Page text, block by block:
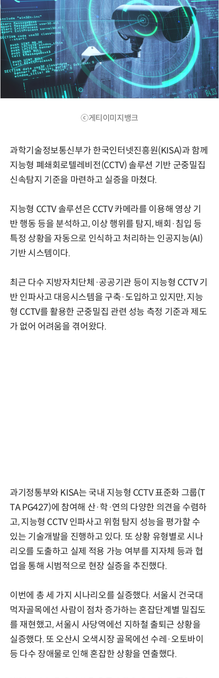
ⓒ게티이미지뱅크
과학기술정보통신부가 한국인터넷진흥원(KISA)과 함께
지능형 폐쇄회로텔레비전(CCTV) 솔루션 기반 군중밀집
신속탐지 기준을 마련하고 실증을 마쳤다.
지능형 CCTV 솔루션은 CCTV 카메라를 이용해 영상 기
반 행동 등을 분석하고, 이상 행위를 탐지, 배회·침입 등
특정 상황을 자동으로 인식하고 처리하는 인공지능(AI)
기반 시스템이다.
최근 다수 지방자치단체·공공기관 등이 지능형 CCTV 기
반 인파사고 대응시스템을 구축·도입하고 있지만, 지능
형 CCTV를 활용한 군중밀집 관련 성능 측정 기준과 제도
가 없어 어려움을 겪어왔다.
과기정통부와 KISA는 국내 지능형 CCTV 표준화 그룹(T
TA PG427)에 참여해 산·학·연의 다양한 의견을 수렴하
고, 지능형 CCTV 인파사고 위험 탐지 성능을 평가할 수
있는 기술개발을 진행하고 있다. 또 상황 유형별로 시나
리오를 도출하고 실제 적용 가능 여부를 지자체 등과 협
업을 통해 시범적으로 현장 실증을 추진했다.
이번에 총 세 가지 시나리오를 실증했다. 서울시 건국대
먹자골목에선 사람이 점차 증가하는 혼잡단계별 밀집도
를 재현했고, 서울시 사당역에선 지하철 출퇴근 상황을
실증했다. 또 오산시 오색시장 골목에선 수레·오토바이
등 다수 장애물로 인해 혼잡한 상황을 연출했다.